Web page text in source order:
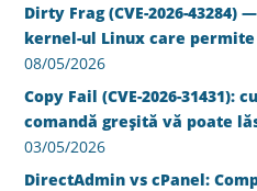
Dirty Frag (CVE-2026-
kernel-ul Linux care
08/05/2026
Copy Fail (CVE-2026-31431):
comandă greșită vă poate
03/05/2026
DirectAdmin vs cPanel: